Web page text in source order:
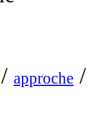
/ approche /